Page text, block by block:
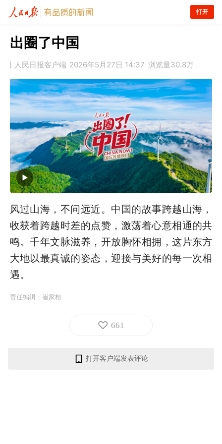
打开
出圈了中国
人民日报客户端 2026年5月27日 14:37 浏览量30.8万
风过山海，不问远近。中国的故事跨越山海，
收获着跨越时差的点赞，激荡着心意相通的共
鸣。千年文脉滋养，开放胸怀相拥，这片东方
大地以最真诚的姿态，迎接与美好的每一次相
遇。
责任编辑： 崔家榕
661
打开客户端发表评论